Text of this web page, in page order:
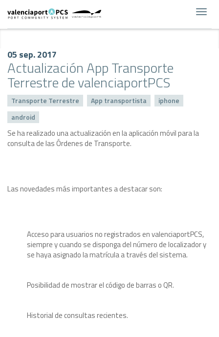
05 sep. 2017
Actualización App Transporte
Terrestre de valenciaportPCS
Transporte Terrestre App transportista
iphone
android
Se ha realizado una actualización en la aplicación móvil para la
consulta de las Órdenes de Transporte.
Las novedades más importantes a destacar son:
Acceso para usuarios no registrados en valenciaportPCS,
siempre y cuando se disponga del número de localizador y
se haya asignado la matrícula a través del sistema.
Posibilidad de mostrar el código de barras o QR.
Historial de consultas recientes.